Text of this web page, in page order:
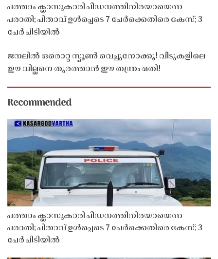
പത്താം ക്ലാസുകാരി പീഡനത്തിനിരയായെന്ന
പരാതി; പിതാവ് ഉൾപ്പെടെ 7 പേർക്കെതിരെ കേസ്; 3
പേർ പിടിയിൽ
ജനലിൽ ഒരൊറ്റ സ്പൂൺ വെച്ചുനോക്കൂ! വീടുകളിലെ
ഈ വില്ലനെ തുരത്താൻ ഈ തന്ത്രം മതി!
Recommended
പത്താം ക്ലാസുകാരി പീഡനത്തിനിരയായെന്ന
പരാതി; പിതാവ് ഉൾപ്പെടെ 7 പേർക്കെതിരെ കേസ്; 3
പേർ പിടിയിൽ